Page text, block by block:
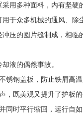
用多种面料，内有坚
于众多机械的通风、
压的圆片缝制成，相
液的偶然事故。
锈钢盖板，防止铁屑高温
，既美观又提升了护板的
同时平行缩回，运行自如